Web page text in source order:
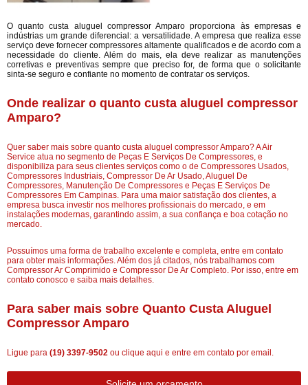
O quanto custa aluguel compressor Amparo proporciona às empresas e
indústrias um grande diferencial: a versatilidade. A empresa que realiza esse
serviço deve fornecer compressores altamente qualificados e de acordo com a
necessidade do cliente. Além do mais, ela deve realizar as manutenções
corretivas e preventivas sempre que preciso for, de forma que o solicitante
sinta-se seguro e confiante no momento de contratar os serviços.
Onde realizar o quanto custa aluguel compressor
Amparo?
Quer saber mais sobre quanto custa aluguel compressor Amparo? A Air
Service atua no segmento de Peças E Serviços De Compressores, e
disponibiliza para seus clientes serviços como o de Compressores Usados,
Compressores Industriais, Compressor De Ar Usado, Aluguel De
Compressores, Manutenção De Compressores e Peças E Serviços De
Compressores Em Campinas. Para uma maior satisfação dos clientes, a
empresa busca investir nos melhores profissionais do mercado, e em
instalações modernas, garantindo assim, a sua confiança e boa cotação no
mercado.
Possuímos uma forma de trabalho excelente e completa, entre em contato
para obter mais informações. Além dos já citados, nós trabalhamos com
Compressor Ar Comprimido e Compressor De Ar Completo. Por isso, entre em
contato conosco e saiba mais detalhes.
Para saber mais sobre Quanto Custa Aluguel
Compressor Amparo
Ligue para (19) 3397-9502 ou clique aqui e entre em contato por email.